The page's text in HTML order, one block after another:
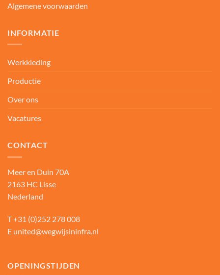
Algemene voorwaarden
INFORMATIE
Werkkleding
Productie
Over ons
Vacatures
CONTACT
Meer en Duin 70A
2163 HC Lisse
Nederland
T+31 (0)252 278 008
E united@wegwijsininfra.nl
OPENINGSTIJDEN